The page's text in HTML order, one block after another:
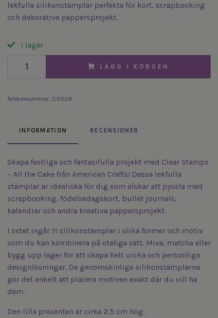
lekfulla silikonstämplar perfekta för kort, scrapbooking
och dekorativa pappersprojekt.
I lager
LÄGG I KORGEN
Artikelnummer: CS029
INFORMATION RECENSIONER
Skapa festliga och fantasifulla projekt med Clear Stamps
– All the Cake från American Crafts! Dessa lekfulla
stämplar är idealiska för dig som älskar att pyssla med
scrapbooking, födelsedagskort, bullet journals,
kalendrar och andra kreativa pappersprojekt.
I setet ingår 11 silikonstämplar i olika former och motiv
som du kan kombinera på otaliga sätt. Mixa, matcha eller
bygg upp lager för att skapa helt unika och personliga
designlösningar. De genomskinliga silikonstämplarna
gör det enkelt att placera motiven exakt där du vill ha
dem.
Den lilla presenten är cirka 2,5 cm hög.